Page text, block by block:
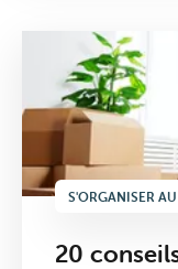
S'ORGANISER
20